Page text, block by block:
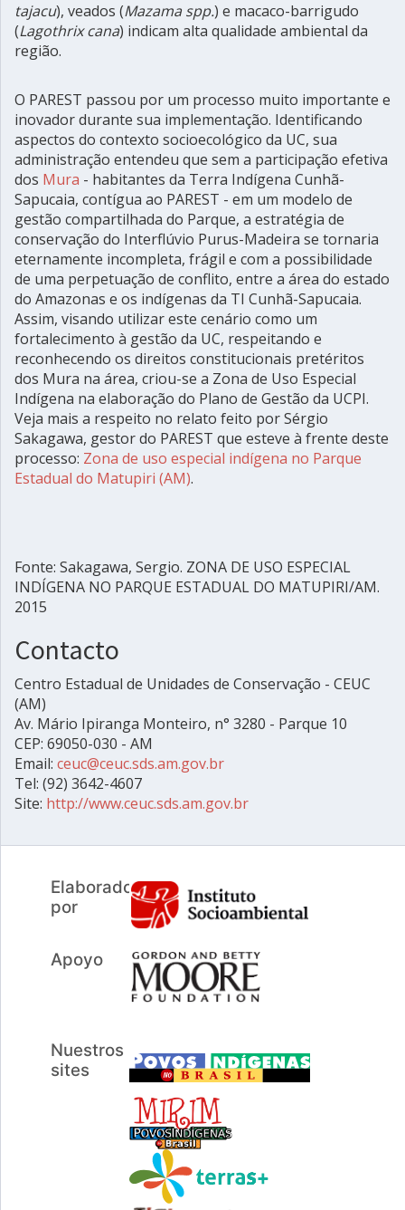
tajacu), veados (Mazama spp.) e macaco-barrigudo
(Lagothrix cana) indicam alta qualidade ambiental da
região.
O PAREST passou por um processo muito importante e
inovador durante sua implementação. Identificando
aspectos do contexto socioecológico da UC, sua
administração entendeu que sem a participação efetiva
dos Mura - habitantes da Terra Indígena Cunhã-
Sapucaia, contígua ao PAREST - em um modelo de
gestão compartilhada do Parque, a estratégia de
conservação do Interflúvio Purus-Madeira se tornaria
eternamente incompleta, frágil e com a possibilidade
de uma perpetuação de conflito, entre a área do estado
do Amazonas e os indígenas da TI Cunhã-Sapucaia.
Assim, visando utilizar este cenário como um
fortalecimento à gestão da UC, respeitando e
reconhecendo os direitos constitucionais pretéritos
dos Mura na área, criou-se a Zona de Uso Especial
Indígena na elaboração do Plano de Gestão da UCPI.
Veja mais a respeito no relato feito por Sérgio
Sakagawa, gestor do PAREST que esteve à frente deste
processo: Zona de uso especial indígena no Parque
Estadual do Matupiri (AM).
Fonte: Sakagawa, Sergio. ZONA DE USO ESPECIAL
INDÍGENA NO PARQUE ESTADUAL DO MATUPIRI/AM.
2015
Contacto
Centro Estadual de Unidades de Conservação - CEUC
(AM)
Av. Mário Ipiranga Monteiro, n° 3280 - Parque 10
CEP: 69050-030 - AM
Email: ceuc@ceuc.sds.am.gov.br
Tel: (92) 3642-4607
Site: http://www.ceuc.sds.am.gov.br